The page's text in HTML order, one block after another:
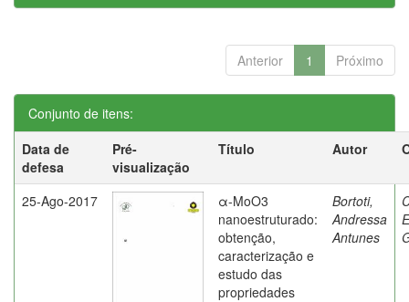
Anterior 1 Próximo
Conjunto de itens:
Data de
defesa
Pré-
visualização
Título Autor
25-Ago-2017
α-MoO3
nanoestruturado:
obtenção,
caracterização e
estudo das
propriedades
Bortoti,
Andressa
Antunes